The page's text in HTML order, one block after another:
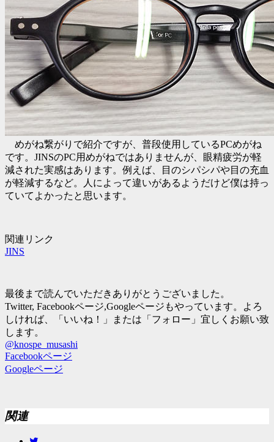
めがね繋がりで紹介ですが、普段使用しているPCめがね
です。JINSのPC用めがねではありませんが、眼精疲労が軽
減された実感はあります。例えば、目のシパシパや目の充血
が軽減するなど。人によって違いがあるようだけど僕は持っ
ていてよかったと思います。
関連リンク
JINS
最後まで読んでいただきありがとうございました。
Twitter, Facebookページ,Googleページもやっています。よろ
しければ、「いいね！」または「フォロー」宜しくお願い致
します。
@knospe_musashi
Facebookページ
Googleページ
関連